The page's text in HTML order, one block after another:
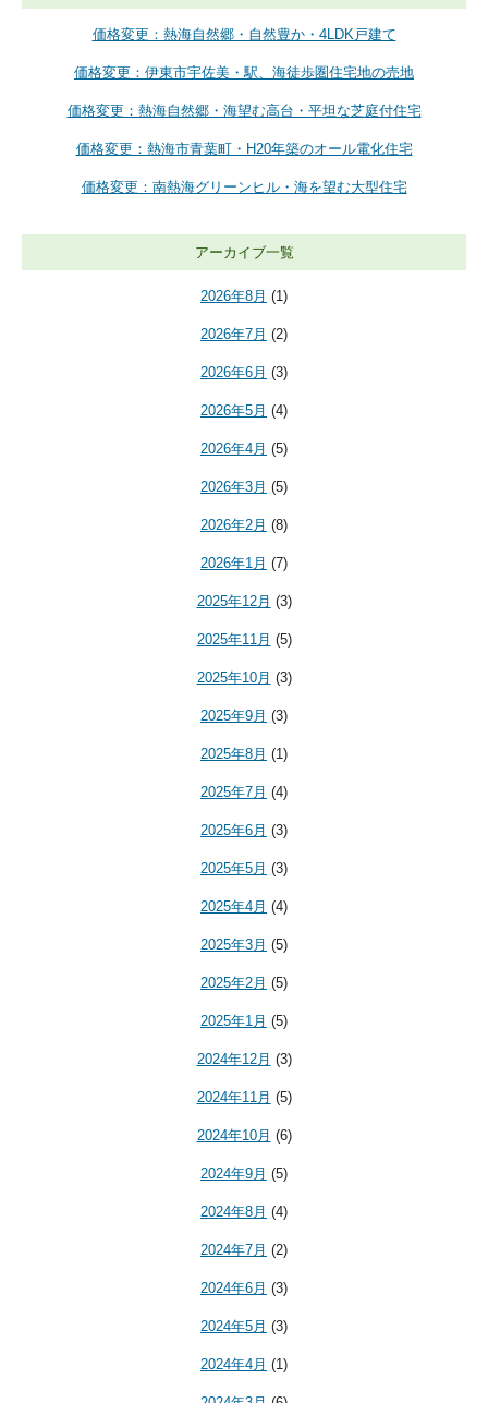
価格変更：熱海自然郷・自然豊か・4LDK戸建て
価格変更：伊東市宇佐美・駅、海徒歩圏住宅地の売地
価格変更：熱海自然郷・海望む高台・平坦な芝庭付住宅
価格変更：熱海市青葉町・H20年築のオール電化住宅
価格変更：南熱海グリーンヒル・海を望む大型住宅
アーカイブ一覧
2026年8月 (1)
2026年7月 (2)
2026年6月 (3)
2026年5月 (4)
2026年4月 (5)
2026年3月 (5)
2026年2月 (8)
2026年1月 (7)
2025年12月 (3)
2025年11月 (5)
2025年10月 (3)
2025年9月 (3)
2025年8月 (1)
2025年7月 (4)
2025年6月 (3)
2025年5月 (3)
2025年4月 (4)
2025年3月 (5)
2025年2月 (5)
2025年1月 (5)
2024年12月 (3)
2024年11月 (5)
2024年10月 (6)
2024年9月 (5)
2024年8月 (4)
2024年7月 (2)
2024年6月 (3)
2024年5月 (3)
2024年4月 (1)